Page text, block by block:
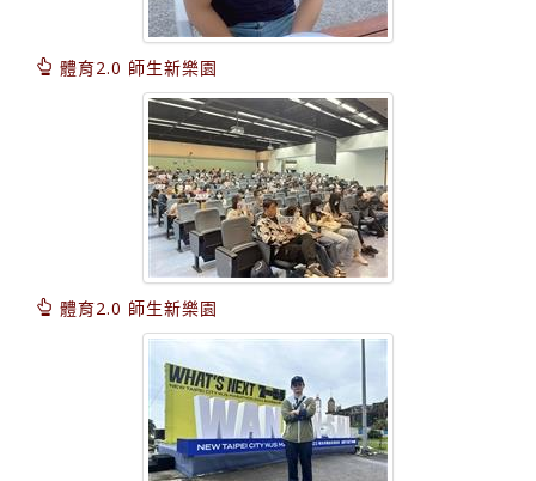
體育2.0 師生新樂園
體育2.0 師生新樂園